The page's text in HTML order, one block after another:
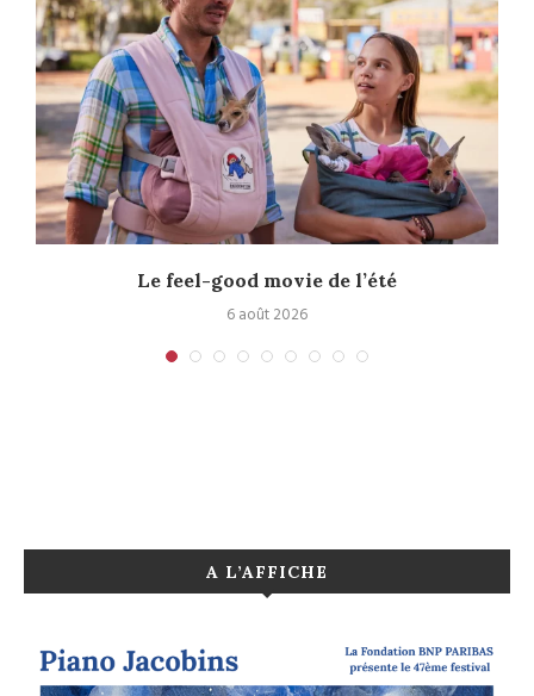
Le feel-good movie de l’été
6 août 2026
A L’AFFICHE